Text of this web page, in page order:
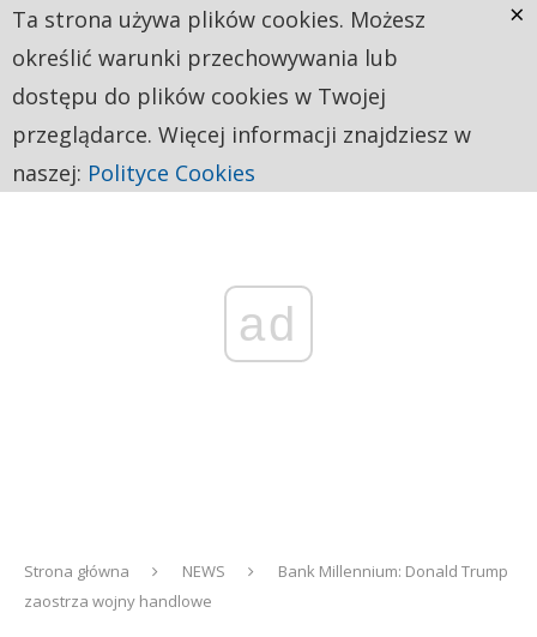
ad
Strona główna NEWS
Bank Millennium: Donald Trump
zaostrza wojny handlowe
Ta strona używa plików cookies. Możesz
określić warunki przechowywania lub
dostępu do plików cookies w Twojej
przeglądarce. Więcej informacji znajdziesz w
naszej: Polityce Cookies
×